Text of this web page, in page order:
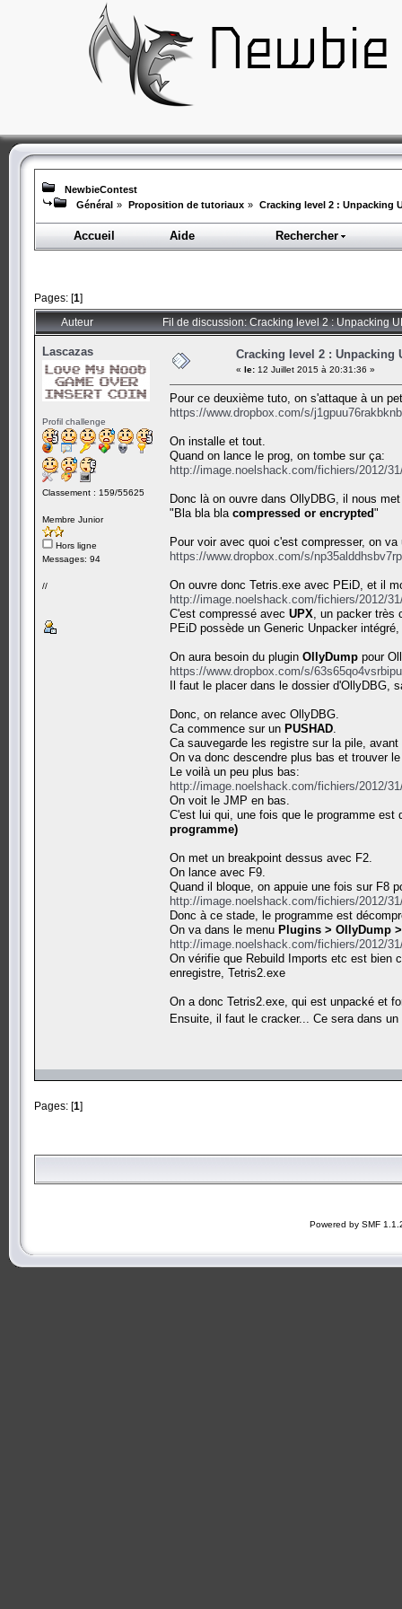
NewbieContest
Général » Proposition de tutoriaux » Cracking level 2 : Unpacking
Accueil Aide Rechercher
Pages: [1]
Auteur Fil de discussion: Cracking level 2 : Unpacking
Lascazas
Profil challenge
Classement : 159/55625
Membre Junior
Hors ligne
Messages: 94
//
Cracking level 2 : Unpacking
« le: 12 Juillet 2015 à 20:31:36 »
Pour ce deuxième tuto, on s'attaque à un
https://www.dropbox.com/s/
On installe et tout.
Quand on lance le prog, on tombe sur ça:
http://image.noelshack.com/fichiers/2012/
Donc là on ouvre dans OllyDBG, il nous
"Bla bla bla compressed or encrypted"
Pour voir avec quoi c'est compresser, on
https://www.dropbox.com/s/
On ouvre donc Tetris.exe avec PEiD, et il
http://image.noelshack.com/fichiers/2012/
C'est compressé avec UPX , un packer
PEiD possède un Generic Unpacker
On aura besoin du plugin OllyDump pour
https://www.dropbox.com/s/
Il faut le placer dans le dossier d'OllyDBG,
Donc, on relance avec OllyDBG.
Ca commence sur un PUSHAD
Ca sauvegarde les registre sur la pile,
On va donc descendre plus bas et trouver
Le voilà un peu plus bas:
http://image.noelshack.com/fichiers/2012/
On voit le JMP en bas.
C'est lui qui, une fois que le programme est
programme)
On met un breakpoint dessus avec F2.
On lance avec F9.
Quand il bloque, on appuie une fois sur F8
http://image.noelshack.com/fichiers/2012/
Donc à ce stade, le programme est
On va dans le menu Plugins > OllyDump
http://image.noelshack.com/fichiers/2012/
On vérifie que Rebuild Imports etc est bien
enregistre, Tetris2.exe
On a donc Tetris2.exe, qui est unpacké et
Ensuite, il faut le cracker... Ce sera dans
Pages: [1]
Powered by SMF